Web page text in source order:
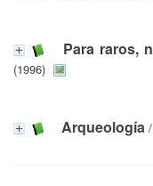
Para raros,
(1996)
Arqueología /